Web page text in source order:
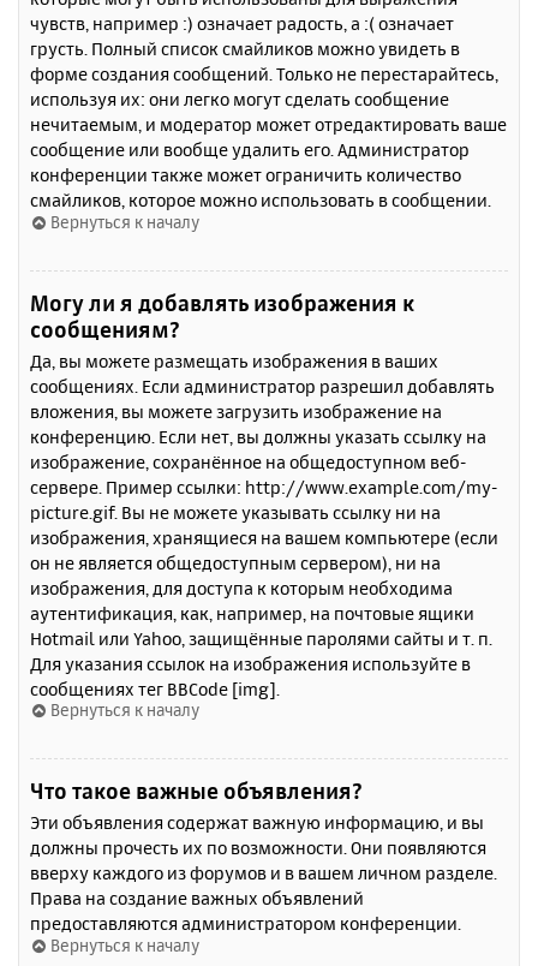
чувств, например :) означает радость, а :( означает
грусть. Полный список смайликов можно увидеть в
форме создания сообщений. Только не перестарайтесь,
используя их: они легко могут сделать сообщение
нечитаемым, и модератор может отредактировать ваше
сообщение или вообще удалить его. Администратор
конференции также может ограничить количество
смайликов, которое можно использовать в сообщении.
Вернуться к началу
Могу ли я добавлять изображения к
сообщениям?
Да, вы можете размещать изображения в ваших
сообщениях. Если администратор разрешил добавлять
вложения, вы можете загрузить изображение на
конференцию. Если нет, вы должны указать ссылку на
изображение, сохранённое на общедоступном веб-
сервере. Пример ссылки: http://www.example.com/my-
picture.gif. Вы не можете указывать ссылку ни на
изображения, хранящиеся на вашем компьютере (если
он не является общедоступным сервером), ни на
изображения, для доступа к которым необходима
аутентификация, как, например, на почтовые ящики
Hotmail или Yahoo, защищённые паролями сайты и т. п.
Для указания ссылок на изображения используйте в
сообщениях тег BBCode [img].
Вернуться к началу
Что такое важные объявления?
Эти объявления содержат важную информацию, и вы
должны прочесть их по возможности. Они появляются
вверху каждого из форумов и в вашем личном разделе.
Права на создание важных объявлений
предоставляются администратором конференции.
Вернуться к началу